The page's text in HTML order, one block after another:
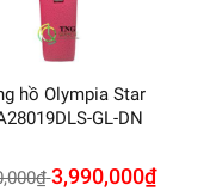
hồ Olympia Star
GL-DN
₫ 3,990,000₫